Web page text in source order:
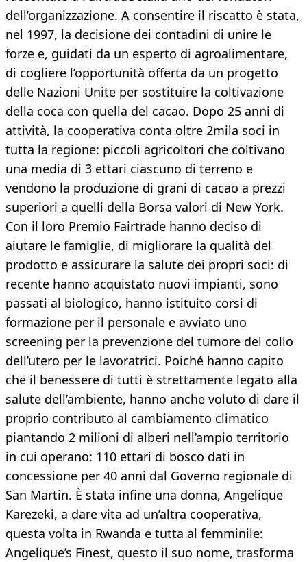
dell’organizzazione. A consentire il riscatto è stata,
nel 1997, la decisione dei contadini di unire le
forze e, guidati da un esperto di agroalimentare,
di cogliere l’opportunità offerta da un progetto
delle Nazioni Unite per sostituire la coltivazione
della coca con quella del cacao. Dopo 25 anni di
attività, la cooperativa conta oltre 2mila soci in
tutta la regione: piccoli agricoltori che coltivano
una media di 3 ettari ciascuno di terreno e
vendono la produzione di grani di cacao a prezzi
superiori a quelli della Borsa valori di New York.
Con il loro Premio Fairtrade hanno deciso di
aiutare le famiglie, di migliorare la qualità del
prodotto e assicurare la salute dei propri soci: di
recente hanno acquistato nuovi impianti, sono
passati al biologico, hanno istituito corsi di
formazione per il personale e avviato uno
screening per la prevenzione del tumore del collo
dell’utero per le lavoratrici. Poiché hanno capito
che il benessere di tutti è strettamente legato alla
salute dell’ambiente, hanno anche voluto di dare il
proprio contributo al cambiamento climatico
piantando 2 milioni di alberi nell’ampio territorio
in cui operano: 110 ettari di bosco dati in
concessione per 40 anni dal Governo regionale di
San Martin. È stata infine una donna, Angelique
Karezeki, a dare vita ad un’altra cooperativa,
questa volta in Rwanda e tutta al femminile:
Angelique’s Finest, questo il suo nome, trasforma